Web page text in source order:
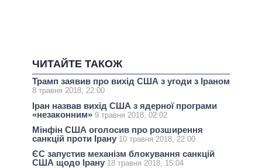
ЧИТАЙТЕ ТАКОЖ
Трамп заявив про вихід США з угоди з Іраном
8 травня 2018, 22:00
Іран назвав вихід США з ядерної програми
«незаконним» 9 травня 2018, 02:02
Мінфін США оголосив про розширення
санкцій проти Ірану 10 травня 2018, 22:00
ЄС запустив механізм блокування санкцій
США щодо Ірану 18 травня 2018, 15:04